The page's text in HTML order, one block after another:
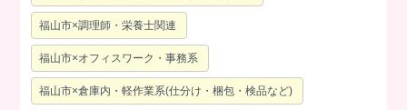
福山市×調理師・栄養士関連
福山市×オフィスワーク・事務系
福山市×倉庫内・軽作業系(仕分け・梱包・検品など)